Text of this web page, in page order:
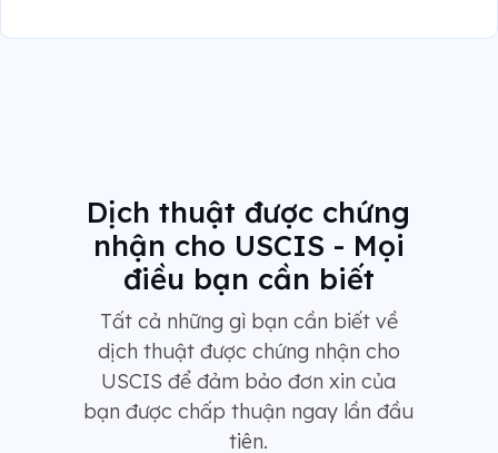
Dịch thuật được chứng
nhận cho USCIS - Mọi
điều bạn cần biết
Tất cả những gì bạn cần biết về
dịch thuật được chứng nhận cho
USCIS để đảm bảo đơn xin của
bạn được chấp thuận ngay lần đầu
tiên.